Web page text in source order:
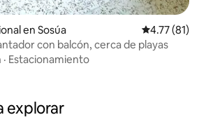
en Sosúa Calificación
4.77 (81)
con balcón, cerca de playas
· Estacionamiento
explorar